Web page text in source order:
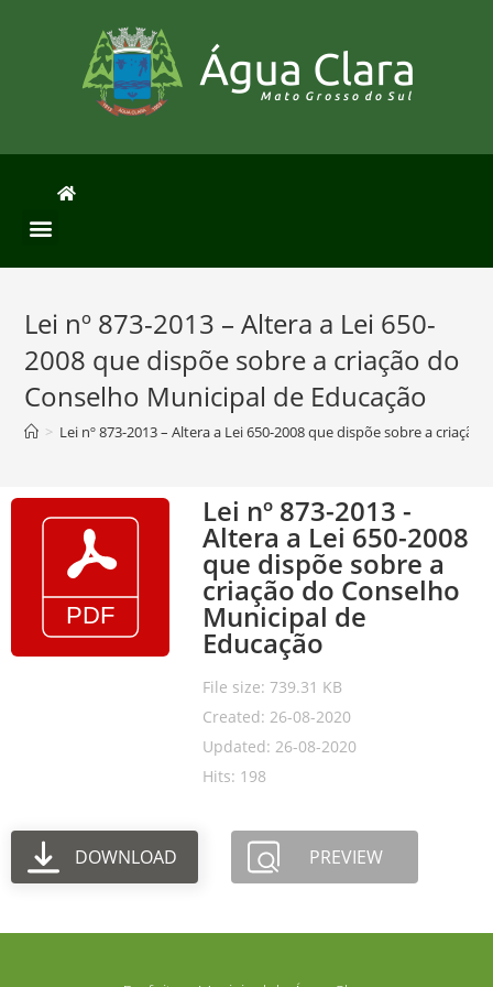
Lei nº 873-2013 – Altera a Lei 650-
2008 que dispõe sobre a criação do
Conselho Municipal de Educação
> Lei nº 873-2013 – Altera a Lei 650-2008 que dispõe sobre a
Lei nº 873-2013 -
Altera a Lei 650-2008
que dispõe sobre a
criação do Conselho
Municipal de
Educação
File size: 739.31 KB
Created: 26-08-2020
Updated: 26-08-2020
Hits: 198
DOWNLOAD PREVIEW